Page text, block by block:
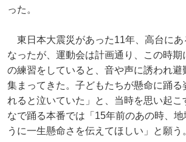
った。
東日本大震災があった11年、高台にあ
なったが、運動会は計画通り、この時期
の練習をしていると、音や声に誘われ避
集まってきた。子どもたちが懸命に踊る
れると泣いていた」と、当時を思い起こ
なで踊る本番では「15年前のあの時、地
うに一生懸命さを伝えてほしい」と願う